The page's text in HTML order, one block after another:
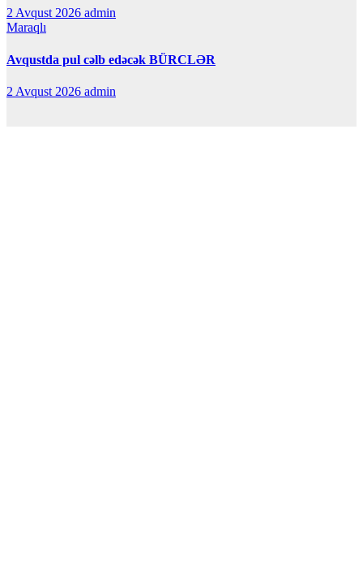
2 Avqust 2026 admin
Maraqlı
Avqustda pul cəlb edəcək BÜRCLƏR
2 Avqust 2026 admin